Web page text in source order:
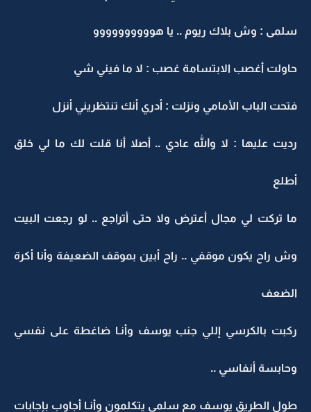
سلمى : وش بلاك ريوم .. يا هوووووووووو
حاولت أغصب الابتسامة غصب : لا ما فيني شي
فتحت الباب الأمامي ونزلت : أدري أنك تنتظريني أنزل
رديت عليها : لا والله عادي .. أصلا أنا قلت لك ما لي خلق
أطلع
ما تركت لي مجال أعترض ولا حتى أتراجع .. لو رجعت البيت
وش راح يكون موقفي .. راح أبين بموقف الضعيفة وأنا أكرة
الضعف
ركبت بالكرسي إللي جنب يوسف وأنـا ضاغطة على نفسي
وحابسة أنفاسي ..
طول الطريق يوسف مع سلمى يتكلمون وأنـا أجاوب بإجابات